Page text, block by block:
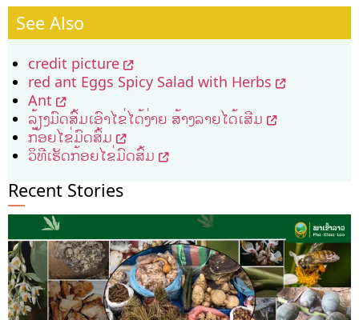
See Also
credit picture
red ant Eggs Spicy Salad with Herbs
Ant
ລ້ຽງ​ມົດສົ້ມ​​​ເອົາ​ໄຂ່ໄດ້​ງ່າຍ ສ້າງ​ລາຍ​ໄດ້​ເສີມ
ກ້ອຍໄຂ່ມົດສົ້ມ
ວິທີເຮັດກ້ອຍໄຂ່ມົດສົ້ມ
Recent Stories